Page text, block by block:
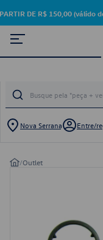
DE R$ 150,00
Nova Serrana Entre/
/Outlet